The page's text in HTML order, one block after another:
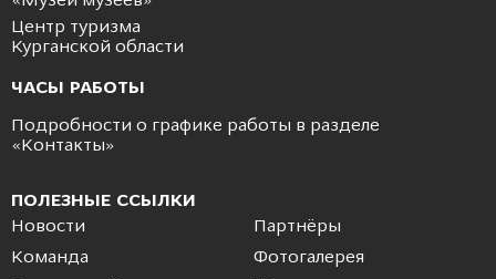
Центр туризма
Курганской области
ЧАСЫ РАБОТЫ
Подробности о графике работы в разделе
« Контакты»
ПОЛЕЗНЫЕ ССЫЛКИ
Новости
Партнёры
Команда
Фотогалерея